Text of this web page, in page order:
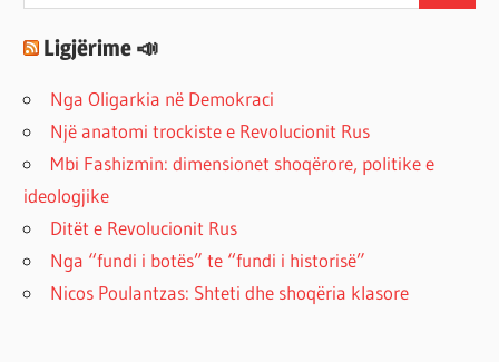
Ligjërime 📣
Nga Oligarkia në Demokraci
Një anatomi trockiste e Revolucionit Rus
Mbi Fashizmin: dimensionet shoqërore, politike e
ideologjike
Ditët e Revolucionit Rus
Nga “fundi i botës” te “fundi i historisë”
Nicos Poulantzas: Shteti dhe shoqëria klasore